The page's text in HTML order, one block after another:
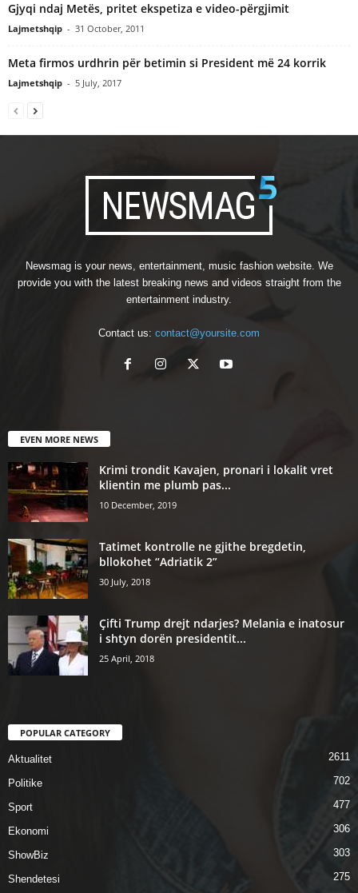
Gjyqi ndaj Metës, pritet ekspetiza e video-përgjimit
Lajmetshqip - 31 October, 2011
Meta firmos urdhrin për betimin si President më 24 korrik
Lajmetshqip - 5 July, 2017
Newsmag is your news, entertainment, music fashion website. We
provide you with the latest breaking news and videos straight from the
entertainment industry.
Contact us: contact@yoursite.com
EVEN MORE NEWS
Krimi trondit Kavajen, pronari i lokalit vret
klientin me plumb pas...
10 December, 2019
Tatimet kontrolle ne gjithe bregdetin,
bllokohet “Adriatik 2”
30 July, 2018
Çifti Trump drejt ndarjes? Melania e inatosur
i shtyn dorën presidentit...
25 April, 2018
POPULAR CATEGORY
Aktualitet 2611
Politike 702
Sport 477
Ekonomi 306
ShowBiz 303
Shendetesi 275